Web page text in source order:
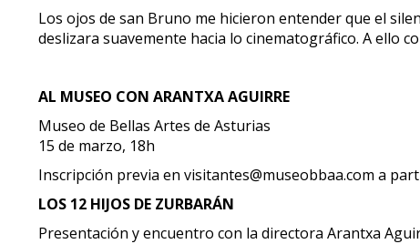
Los ojos de san Bruno me hicieron entender que el
deslizara suavemente hacia lo cinematográfico. A ello
AL MUSEO CON ARANTXA AGUIRRE
Museo de Bellas Artes de Asturias
15 de marzo, 18h
Inscripción previa en visitantes@museobbaa.com a
LOS 12 HIJOS DE ZURBARÁN
Presentación y encuentro con la directora Arantxa